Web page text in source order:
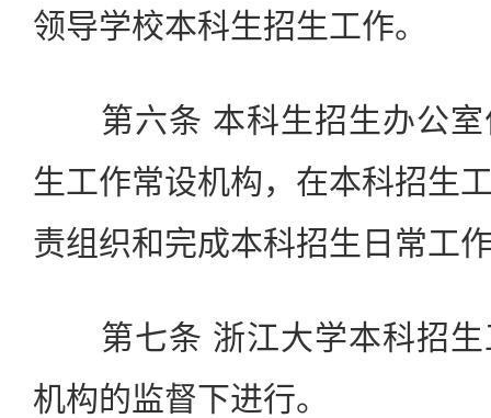
领导学校本科生招生工作。
第六条 本科生招生办公室
生工作常设机构，在本科招生
责组织和完成本科招生日常工
第七条 浙江大学本科招生
机构的监督下进行。